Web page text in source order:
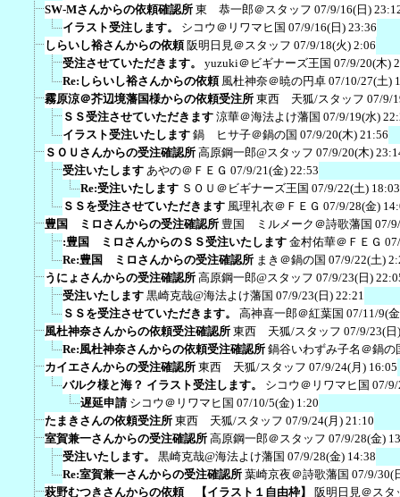
SW-Mさんからの依頼確認所 東 恭一郎＠スタッフ 07/9/16(日)
イラスト受注します。
シコウ＠リワマヒ国 07/9/16(日) 23:36
しらいし裕さんからの依頼 阪明日見＠スタッフ 07/9/18(火) 2:06
受注させていただきます。
yuzuki＠ビギナーズ王国 07/9/20(木)
Re:しらいし裕さんからの依頼 風杜神奈＠暁の円卓 07/10/27(土)
霧原涼＠芥辺境藩国様からの依頼受注所 東西 天狐/スタッフ 07/9/
ＳＳ受注させていただきます 涼華＠海法よけ藩国 07/9/19(水)
イラスト受注いたします 鍋 ヒサ子＠鍋の国 07/9/20(木) 21:56
ＳＯＵさんからの受注確認所 高原鋼一郎@スタッフ 07/9/20(木)
受注いたします あやの＠ＦＥＧ 07/9/21(金) 22:53
Re:受注いたします ＳＯＵ＠ビギナーズ王国 07/9/22(土) 18:03
ＳＳを受注させていただきます 風理礼衣＠ＦＥＧ 07/9/28(金)
豊国 ミロさんからの受注確認所 豊国 ミルメーク＠詩歌藩国 07/
:豊国 ミロさんからのＳＳ受注いたします 金村佑華＠ＦＥＧ
Re:豊国 ミロさんからの受注確認所 まき＠鍋の国 07/9/22(土)
うにょさんからの受注確認所 高原鋼一郎@スタッフ 07/9/23(日)
受注いたします 黒崎克哉@海法よけ藩国 07/9/23(日) 22:21
ＳＳを受注させていただきます。
高神喜一郎＠紅葉国 07/11/9(
風杜神奈さんからの依頼受注確認所 東西 天狐/スタッフ 07/9/23(日
Re:風杜神奈さんからの依頼受注確認所 鍋谷いわずみ子名＠鍋の
カイエさんからの受注確認所 東西 天狐/スタッフ 07/9/24(月) 16:05
バルク様と海？ イラスト受注します。
シコウ＠リワマヒ国 07/
遅延申請 シコウ＠リワマヒ国 07/10/5(金) 1:20
たまきさんの依頼受注所 東西 天狐/スタッフ 07/9/24(月) 21:10
室賀兼一さんからの受注確認所 高原鋼一郎＠スタッフ 07/9/28(金)
受注いたします。
黒崎克哉@海法よけ藩国 07/9/28(金) 14:38
Re:室賀兼一さんからの受注確認所 葉崎京夜＠詩歌藩国 07/9/30(
萩野むつきさんからの依頼 【イラスト１自由枠】
阪明日見＠スタ